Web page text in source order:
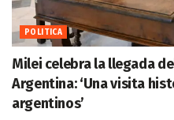
POLITICA
Milei celebra la llegada
Argentina: ‘Una visita
argentinos’